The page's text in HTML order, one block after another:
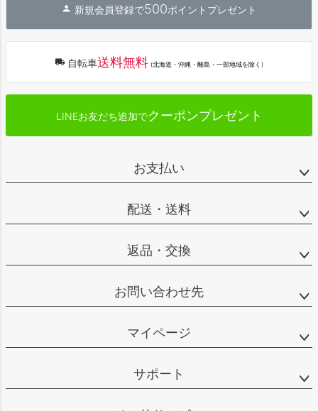
新規会員登録で500ポイントプレゼント
自転車送料無料 (北海道・沖縄・離島・一部地域を除く)
LINEお友だち追加でクーポンプレゼント
お支払い
配送・送料
返品・交換
お問い合わせ先
マイページ
サポート